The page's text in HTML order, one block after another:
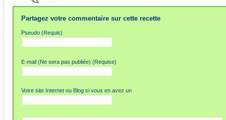
Partagez votre commentaire sur cette recette
Pseudo (Requis)
E-mail (Ne sera pas publiée) (Requise)
Votre site Internet ou Blog si vous en avez un